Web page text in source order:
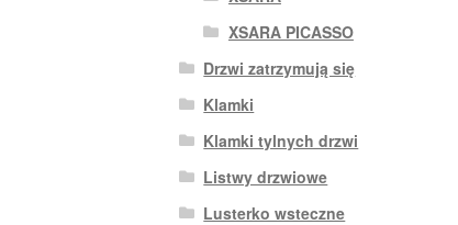
XSARA PICASSO
Drzwi zatrzymują się
Klamki
Klamki tylnych drzwi
Listwy drzwiowe
Lusterko wsteczne